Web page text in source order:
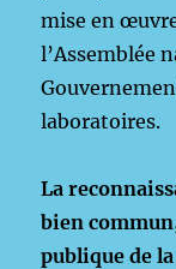
mise en
l’Assemblée
laboratoires.
La
bien
publique de